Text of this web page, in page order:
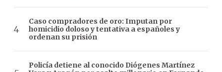
Caso compradores de oro: Imputan por
homicidio doloso y tentativa a españoles y
ordenan su prisión
Policía detiene al conocido Diógenes Martínez